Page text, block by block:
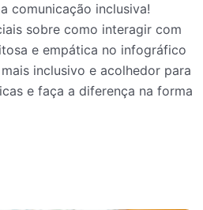
comunicação inclusiva!
sobre como interagir com
e empática no infográfico
inclusivo e acolhedor para
e faça a diferença na forma